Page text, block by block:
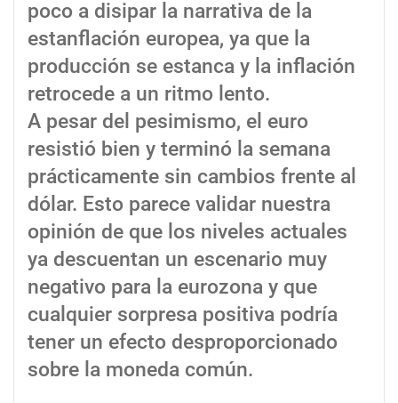
poco a disipar la narrativa de la
estanflación europea, ya que la
producción se estanca y la inflación
retrocede a un ritmo lento.
A pesar del pesimismo, el euro
resistió bien y terminó la semana
prácticamente sin cambios frente al
dólar. Esto parece validar nuestra
opinión de que los niveles actuales
ya descuentan un escenario muy
negativo para la eurozona y que
cualquier sorpresa positiva podría
tener un efecto desproporcionado
sobre la moneda común.